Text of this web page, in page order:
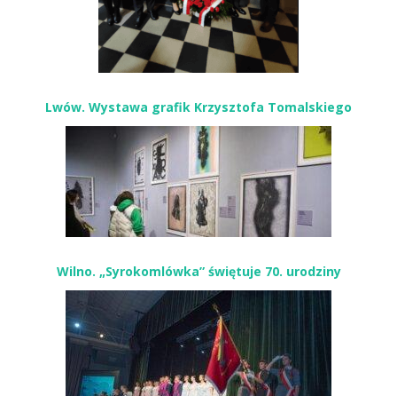
Lwów. Wystawa grafik Krzysztofa Tomalskiego
Wilno. „Syrokomlówka” świętuje 70. urodziny